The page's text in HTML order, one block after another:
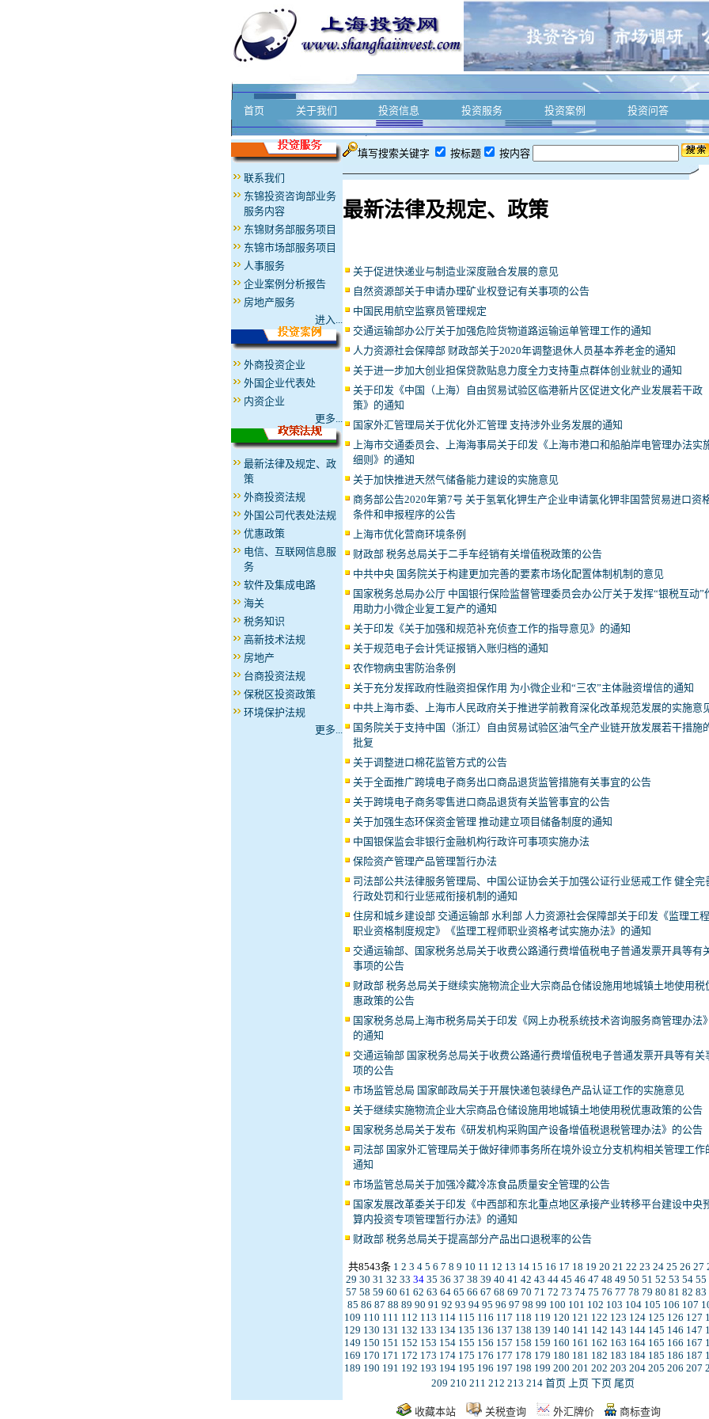
首页 关于我们 投资信息 投资服务 投资案例 投资问答
联系我们
东锦投资咨询部业务
服务内容
东锦财务部服务项目
东锦市场部服务项目
人事服务
企业案例分析报告
房地产服务
进入...
外商投资企业
外国企业代表处
内资企业
更多...
最新法律及规定、政
策
外商投资法规
外国公司代表处法规
优惠政策
电信、互联网信息服
务
软件及集成电路
海关
税务知识
高新技术法规
房地产
台商投资法规
保税区投资政策
环境保护法规
更多...
填写搜索关键字 按标题 按内容
最新法律及规定、政策
关于促进快递业与制造业深度融合发展的意见
自然资源部关于申请办理矿业权登记有关事项的公告
中国民用航空监察员管理规定
交通运输部办公厅关于加强危险货物道路运输运单管理工作的通知
人力资源社会保障部 财政部关于2020年调整退休人员基本养老金的通知
关于进一步加大创业担保贷款贴息力度全力支持重点群体创业就业的通知
关于印发《中国（上海）自由贸易试验区临港新片区促进文化产业发展若干政
策》的通知
国家外汇管理局关于优化外汇管理 支持涉外业务发展的通知
上海市交通委员会、上海海事局关于印发《上海市港口和船舶岸电管理办法实
细则》的通知
关于加快推进天然气储备能力建设的实施意见
商务部公告2020年第7号 关于氢氧化钾生产企业申请氯化钾非国营贸易进口资
条件和申报程序的公告
上海市优化营商环境条例
财政部 税务总局关于二手车经销有关增值税政策的公告
中共中央 国务院关于构建更加完善的要素市场化配置体制机制的意见
国家税务总局办公厅 中国银行保险监督管理委员会办公厅关于发挥“银税互动”
用助力小微企业复工复产的通知
关于印发《关于加强和规范补充侦查工作的指导意见》的通知
关于规范电子会计凭证报销入账归档的通知
农作物病虫害防治条例
关于充分发挥政府性融资担保作用 为小微企业和“三农”主体融资增信的通知
中共上海市委、上海市人民政府关于推进学前教育深化改革规范发展的实施意
国务院关于支持中国（浙江）自由贸易试验区油气全产业链开放发展若干措施
批复
关于调整进口棉花监管方式的公告
关于全面推广跨境电子商务出口商品退货监管措施有关事宜的公告
关于跨境电子商务零售进口商品退货有关监管事宜的公告
关于加强生态环保资金管理 推动建立项目储备制度的通知
中国银保监会非银行金融机构行政许可事项实施办法
保险资产管理产品管理暂行办法
司法部公共法律服务管理局、中国公证协会关于加强公证行业惩戒工作 健全完
行政处罚和行业惩戒衔接机制的通知
住房和城乡建设部 交通运输部 水利部 人力资源社会保障部关于印发《监理工
职业资格制度规定》《监理工程师职业资格考试实施办法》的通知
交通运输部、国家税务总局关于收费公路通行费增值税电子普通发票开具等有
事项的公告
财政部 税务总局关于继续实施物流企业大宗商品仓储设施用地城镇土地使用税
惠政策的公告
国家税务总局上海市税务局关于印发《网上办税系统技术咨询服务商管理办法》
的通知
交通运输部 国家税务总局关于收费公路通行费增值税电子普通发票开具等有关
项的公告
市场监管总局 国家邮政局关于开展快递包装绿色产品认证工作的实施意见
关于继续实施物流企业大宗商品仓储设施用地城镇土地使用税优惠政策的公告
国家税务总局关于发布《研发机构采购国产设备增值税退税管理办法》的公告
司法部 国家外汇管理局关于做好律师事务所在境外设立分支机构相关管理工作
通知
市场监管总局关于加强冷藏冷冻食品质量安全管理的公告
国家发展改革委关于印发《中西部和东北重点地区承接产业转移平台建设中央
算内投资专项管理暂行办法》的通知
财政部 税务总局关于提高部分产品出口退税率的公告
共8543条 1 2 3 4 5 6 7 8 9 10 11 12 13 14 15 16 17 18 19 20 21 22 23 24 25 26 27
29 30 31 32 33 34 35 36 37 38 39 40 41 42 43 44 45 46 47 48 49 50 51 52 53 54 55
57 58 59 60 61 62 63 64 65 66 67 68 69 70 71 72 73 74 75 76 77 78 79 80 81 82 83
85 86 87 88 89 90 91 92 93 94 95 96 97 98 99 100 101 102 103 104 105 106 107
109 110 111 112 113 114 115 116 117 118 119 120 121 122 123 124 125 126 127
129 130 131 132 133 134 135 136 137 138 139 140 141 142 143 144 145 146 147
149 150 151 152 153 154 155 156 157 158 159 160 161 162 163 164 165 166 167
169 170 171 172 173 174 175 176 177 178 179 180 181 182 183 184 185 186 187
189 190 191 192 193 194 195 196 197 198 199 200 201 202 203 204 205 206 207
209 210 211 212 213 214 首页 上页 下页 尾页
收藏本站 关税查询 外汇牌价 商标查询